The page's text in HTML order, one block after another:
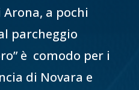
a pochi
parcheggio
è comodo per i
di Novara e